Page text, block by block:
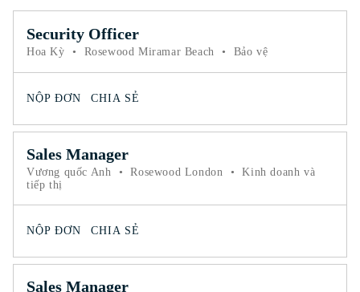
Security Officer
Hoa Kỳ • Rosewood Miramar Beach • Bảo vệ
NỘP ĐƠN CHIA SẺ
Sales Manager
Vương quốc Anh • Rosewood London •
Kinh doanh và
tiếp thị
NỘP ĐƠN CHIA SẺ
Sales Manager